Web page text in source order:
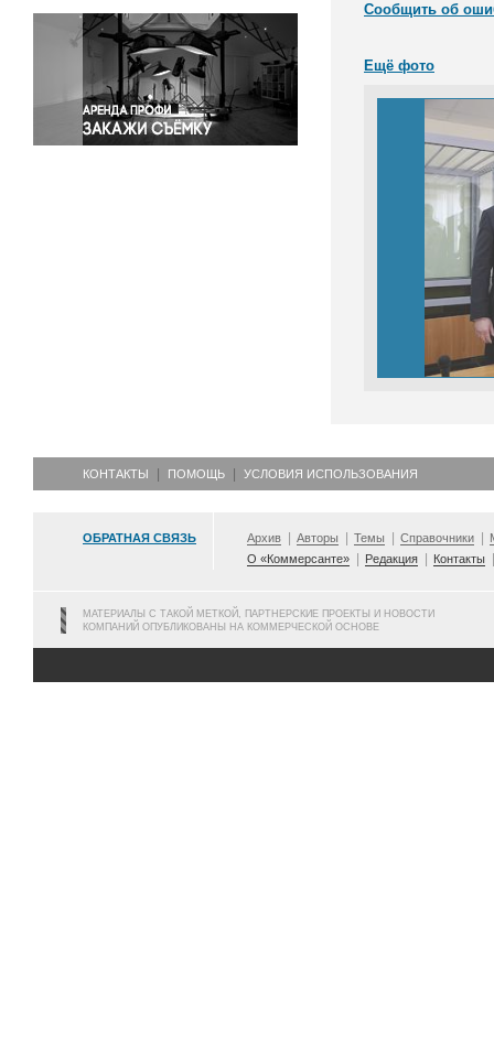
Светская жизнь
Спорт
Экология
Экономика и бизнес
Сообщить об
Ещё фото
КОНТАКТЫ ПОМОЩЬ УСЛОВИЯ ИСПОЛЬЗОВАНИЯ
ОБРАТНАЯ СВЯЗЬ Архив Авторы Темы Справочники
О «Коммерсанте»
Редакция Контакты
МАТЕРИАЛЫ С ТАКОЙ МЕТКОЙ, ПАРТНЕРСКИЕ ПРОЕКТЫ И НОВОСТИ
КОМПАНИЙ ОПУБЛИКОВАНЫ НА КОММЕРЧЕСКОЙ ОСНОВЕ